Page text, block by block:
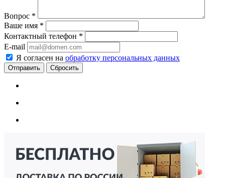
Вопрос *
Ваше имя *
Контактный телефон *
E-mail
Я согласен на обработку персональных данных
Сбросить